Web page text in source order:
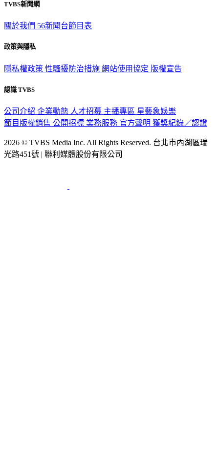
TVBS新聞網
關於我們 56新聞台節目表
政策與隱私
隱私權政策 性騷擾防治措施 網站使用協定 版權宣告
認識 TVBS
公司介紹 企業動態 人才招募 主播專區 星藝象娛樂
節目版權銷售 公開招標 業務服務 官方聲明 獲獎紀錄／認證
2026 © TVBS Media Inc. All Rights Reserved. 台北市內湖區瑞
光路451號 | 聯利媒體股份有限公司